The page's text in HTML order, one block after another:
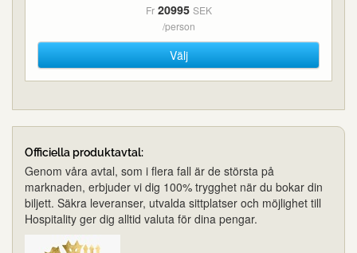
Fr 20995 SEK
/person
Välj
Officiella produktavtal:
Genom våra avtal, som i flera fall är de största på
marknaden, erbjuder vi dig 100% trygghet när du bokar din
biljett. Säkra leveranser, utvalda sittplatser och möjlighet till
Hospitality ger dig alltid valuta för dina pengar.